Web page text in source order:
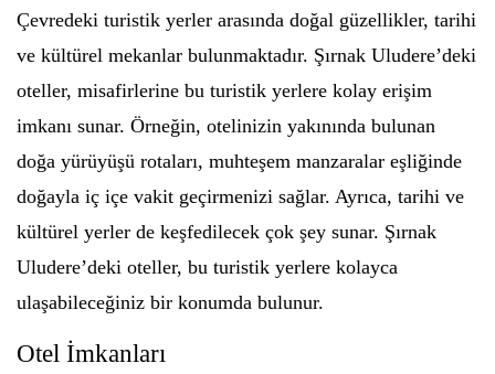
Çevredeki turistik yerler arasında doğal güzellikler, tarihi
ve kültürel mekanlar bulunmaktadır. Şırnak Uludere’deki
oteller, misafirlerine bu turistik yerlere kolay erişim
imkanı sunar. Örneğin, otelinizin yakınında bulunan
doğa yürüyüşü rotaları, muhteşem manzaralar eşliğinde
doğayla iç içe vakit geçirmenizi sağlar. Ayrıca, tarihi ve
kültürel yerler de keşfedilecek çok şey sunar. Şırnak
Uludere’deki oteller, bu turistik yerlere kolayca
ulaşabileceğiniz bir konumda bulunur.
Otel İmkanları